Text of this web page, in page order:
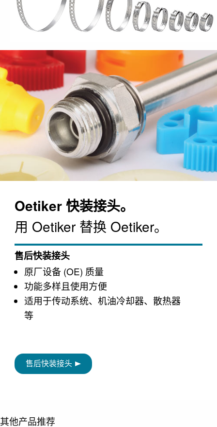
Oetiker 快装接头。
用 Oetiker 替换 Oetiker。
售后快装接头
原厂设备 (OE) 质量
功能多样且使用方便
适用于传动系统、机油冷却器、散热器
等
售后快装接头
其他产品推荐